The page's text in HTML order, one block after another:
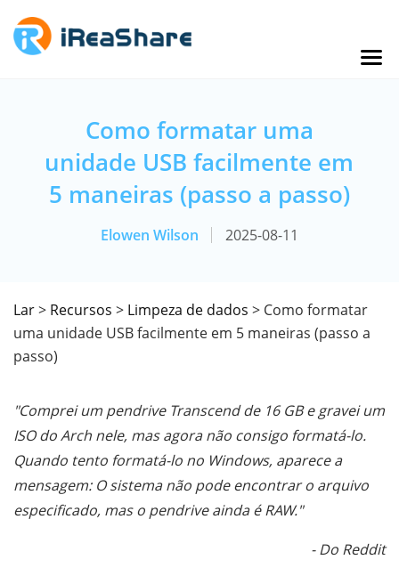
Como formatar uma
unidade USB facilmente em
5 maneiras (passo a passo)
Elowen Wilson 2025-08-11
Lar> Recursos > Limpeza de dados > Como formatar
uma unidade USB facilmente em 5 maneiras (passo a
passo)
"Comprei um pendrive Transcend de 16 GB e gravei um
ISO do Arch nele, mas agora não consigo formatá-lo.
Quando tento formatá-lo no Windows, aparece a
mensagem: O sistema não pode encontrar o arquivo
especificado, mas o pendrive ainda é RAW."
- Do Reddit